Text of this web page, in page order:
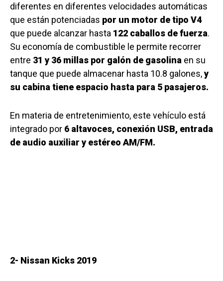
diferentes en diferentes velocidades automáticas
que están potenciadas por un motor de tipo V4
que puede alcanzar hasta 122 caballos de fuerza.
Su economía de combustible le permite recorrer
entre 31 y 36 millas por galón de gasolina en su
tanque que puede almacenar hasta 10.8 galones,y
su cabina tiene espacio hasta para 5 pasajeros.
En materia de entretenimiento, este vehículo está
integrado por 6 altavoces, conexión USB, entrada
de audio auxiliar y estéreo AM/FM.
2- Nissan Kicks 2019